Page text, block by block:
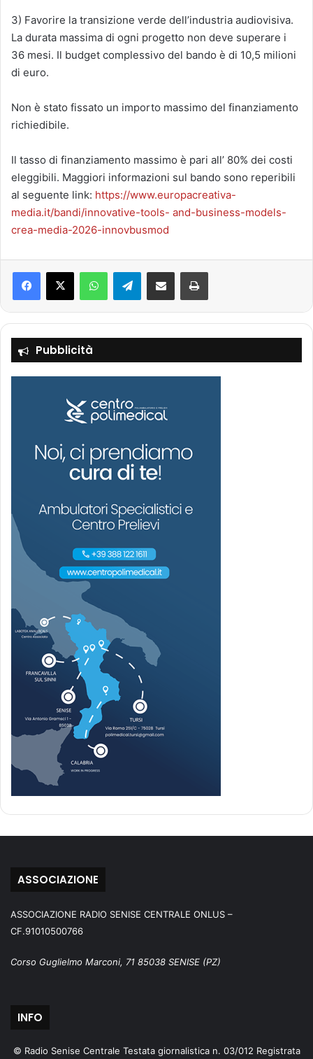
3) Favorire la transizione verde dell’industria audiovisiva.
La durata massima di ogni progetto non deve superare i
36 mesi. Il budget complessivo del bando è di 10,5 milioni
di euro.
Non è stato fissato un importo massimo del finanziamento
richiedibile.
Il tasso di finanziamento massimo è pari all’ 80% dei costi
eleggibili. Maggiori informazioni sul bando sono reperibili
al seguente link: https://www.europacreativa-
media.it/bandi/innovative-tools- and-business-models-
crea-media-2026-innovbusmod
Telegram
Pubblicità
ASSOCIAZIONE
ASSOCIAZIONE RADIO SENISE CENTRALE ONLUS –
CF.91010500766
Corso Guglielmo Marconi, 71 85038 SENISE (PZ)
INFO
© Radio Senise Centrale Testata giornalistica n. 03/012 Registrata